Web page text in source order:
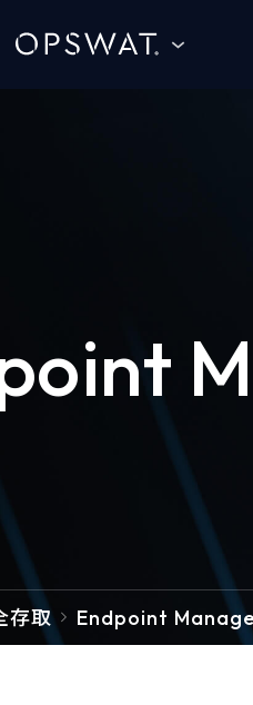
MENLO SECURITY
品牌提供的產品內
若您有服務需求歡
我們聯繫！
案下載
元總覽
存取
Endpoint
t 端點管理